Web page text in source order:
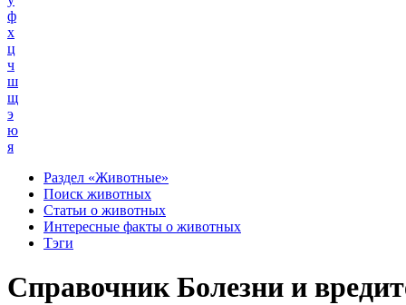
ф
х
ц
ч
ш
щ
э
ю
я
Раздел «Животные»
Поиск животных
Статьи о животных
Интересные факты о животных
Тэги
Справочник Болезни и